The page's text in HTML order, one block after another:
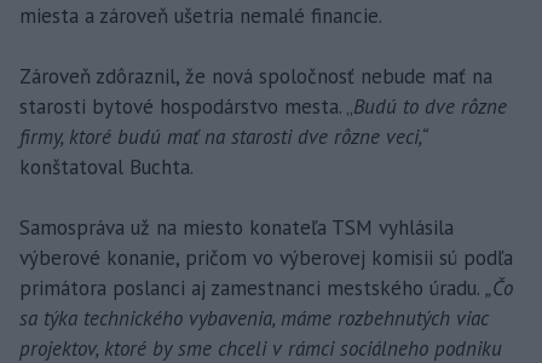
miesta a zároveň ušetria nemalé financie.
Zároveň zdôraznil, že nová spoločnosť nebude mať na
starosti bytové hospodárstvo mesta. „Budú to dve rôzne
firmy, ktoré budú mať na starosti dve rôzne veci,“
konštatoval Buchta.
Samospráva už na miesto konateľa TSM vyhlásila
výberové konanie, pričom vo výberovej komisii sú podľa
primátora poslanci aj zamestnanci mestského úradu. „Čo
sa týka technického vybavenia, máme rozbehnutých viac
projektov, ktoré by sme chceli v rámci sociálneho podniku